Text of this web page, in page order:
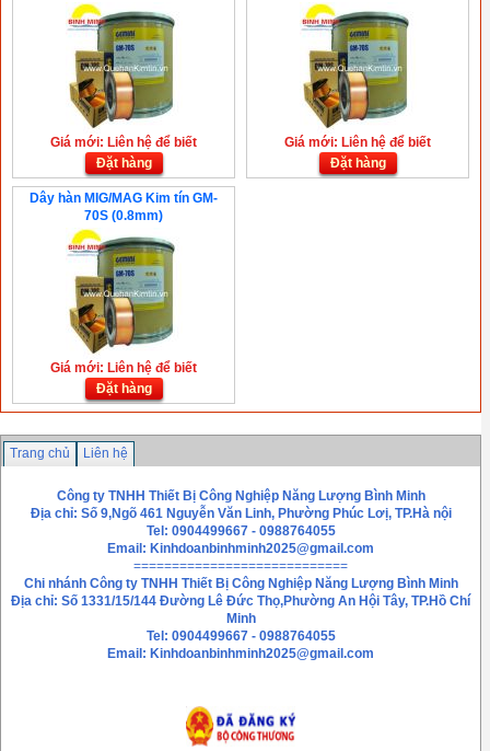
Giá mới: Liên hệ để biết
Đặt hàng
Giá mới: Liên hệ để biết
Đặt hàng
Dây hàn MIG/MAG Kim tín GM-
70S (0.8mm)
Giá mới: Liên hệ để biết
Đặt hàng
Trang chủ Liên hệ
Công ty TNHH Thiết Bị Công Nghiệp Năng Lượng Bình Minh
Địa chỉ: Số 9,Ngõ 461 Nguyễn Văn Linh, Phường Phúc Lơị, TP.Hà nội
Tel: 0904499667 - 0988764055
Email: Kinhdoanbinhminh2025@gmail.com
============================
Chi nhánh Công ty TNHH Thiết Bị Công Nghiệp Năng Lượng Bình Minh
Địa chỉ: Số 1331/15/144 Đường Lê Đức Thọ,Phường An Hội Tây, TP.Hồ Chí
Minh
Tel: 0904499667 - 0988764055
Email: Kinhdoanbinhminh2025@gmail.com